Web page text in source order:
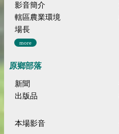
影音簡介
轄區農業環境
場長
more
原鄉部落
新聞
出版品
本場影音